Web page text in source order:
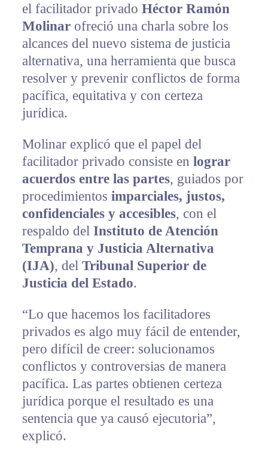
el facilitador privado Héctor Ramón
Molinarofreció una charla sobre los
alcances del nuevo sistema de justicia
alternativa, una herramienta que busca
resolver y prevenir conflictos de forma
pacífica, equitativa y con certeza
jurídica.
Molinar explicó que el papel del
facilitador privado consiste en lograr
acuerdos entre las partes, guiados por
procedimientos imparciales, justos,
confidenciales y accesibles, con el
respaldo del Instituto de Atención
Temprana y Justicia Alternativa
(IJA), del Tribunal Superior de
Justicia del Estado.
“Lo que hacemos los facilitadores
privados es algo muy fácil de entender,
pero difícil de creer: solucionamos
conflictos y controversias de manera
pacífica. Las partes obtienen certeza
jurídica porque el resultado es una
sentencia que ya causó ejecutoria”,
explicó.